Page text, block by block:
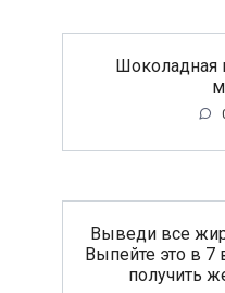
Шоколадная
Выведи все
Выпейте это в 7
получить